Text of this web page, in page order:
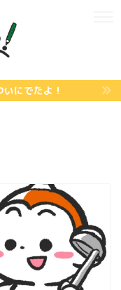
にでたよ！